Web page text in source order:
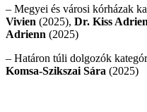
– Megyei és városi kórházak
Vivien (2025), Dr. Kiss
Adrienn (2025)
– Határon túli dolgozók
Komsa-Szikszai Sára (2025)